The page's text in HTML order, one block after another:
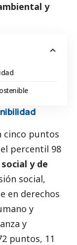
y
cinco puntos
percentil 98
social y de
social,
en derechos
y
y
puntos, 11